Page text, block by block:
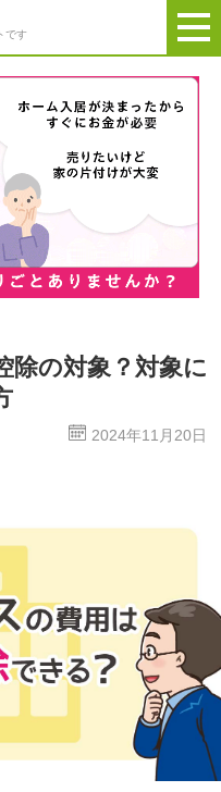
です
除の対象？対象に
2024年11月20日